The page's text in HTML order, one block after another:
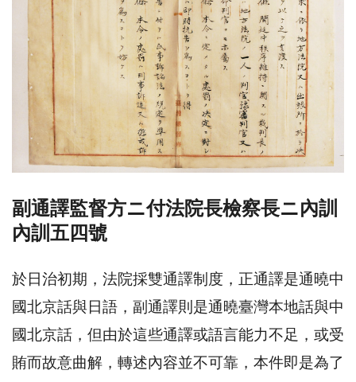
副通譯監督方ニ付法院長檢察長ニ內訓
內訓五四號
於日治初期，法院採雙通譯制度，正通譯是通曉中
國北京話與日語，副通譯則是通曉臺灣本地話與中
國北京話，但由於這些通譯或語言能力不足，或受
賄而故意曲解，轉述內容並不可靠，本件即是為了